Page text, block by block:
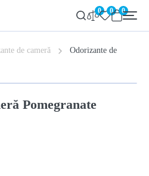
0 0 0
de cameră
Odorizante de
Pomegranate